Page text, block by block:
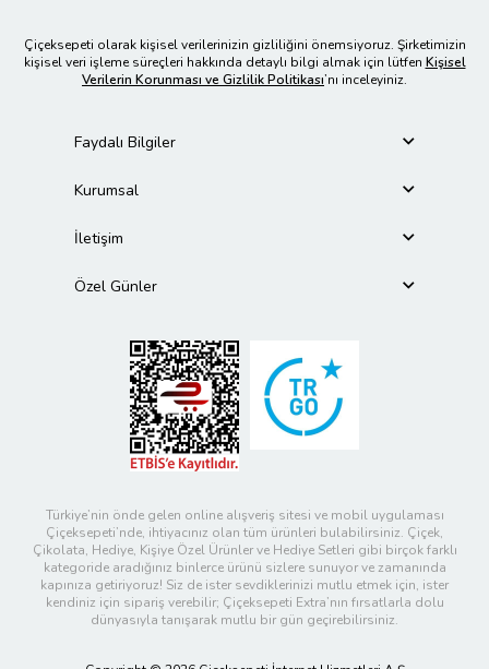
Çiçeksepeti olarak kişisel verilerinizin gizliliğini önemsiyoruz. Şirketimizin
kişisel veri işleme süreçleri hakkında detaylı bilgi almak için lütfen Kişisel
Verilerin Korunması ve Gizlilik Politikası’nı inceleyiniz.
Faydalı Bilgiler
Kurumsal
İletişim
Özel Günler
Türkiye’nin önde gelen online alışveriş sitesi ve mobil uygulaması
Çiçeksepeti’nde, ihtiyacınız olan tüm ürünleri bulabilirsiniz. Çiçek,
Çikolata, Hediye, Kişiye Özel Ürünler ve Hediye Setleri gibi birçok farklı
kategoride aradığınız binlerce ürünü sizlere sunuyor ve zamanında
kapınıza getiriyoruz! Siz de ister sevdiklerinizi mutlu etmek için, ister
kendiniz için sipariş verebilir; Çiçeksepeti Extra’nın fırsatlarla dolu
dünyasıyla tanışarak mutlu bir gün geçirebilirsiniz.